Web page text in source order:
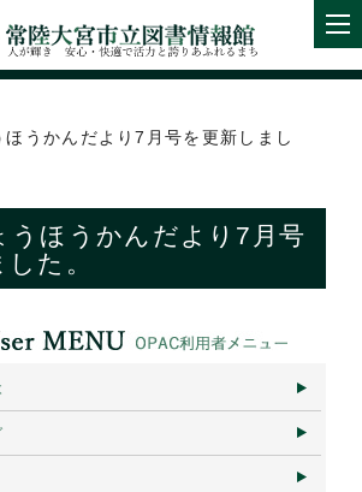
ほうかんだより7月号を更新しまし
うほうかんだより7月号
た。